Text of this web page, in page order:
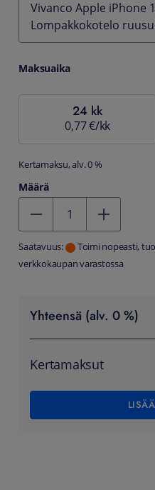
Vivanco Apple iPhone
Lompakkokotelo
Maksuaika
24 kk
0,77 €/kk
Kertamaksu, alv. 0 %
Määrä
Saatavuus:
Toimi nopeasti,
verkkokaupan varastossa
Yhteensä (alv. 0 %)
Kertamaksut